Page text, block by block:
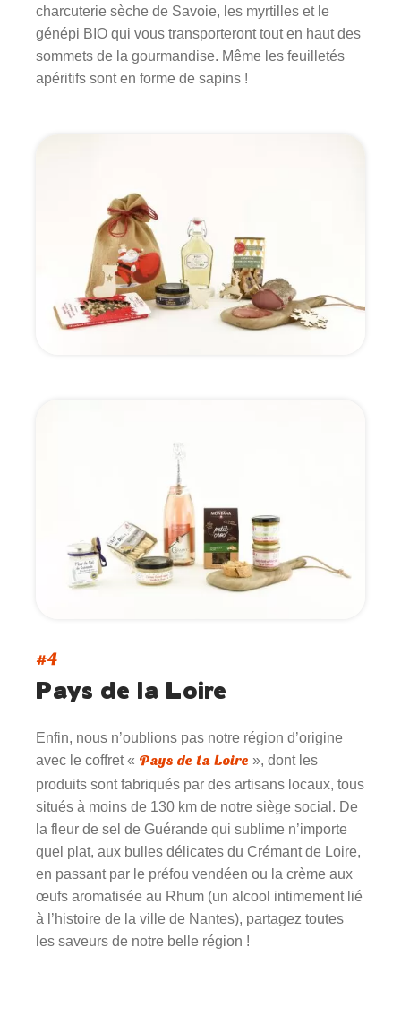
charcuterie sèche de Savoie, les myrtilles et le
génépi BIO qui vous transporteront tout en haut des
sommets de la gourmandise. Même les feuilletés
apéritifs sont en forme de sapins !
#4
Pays de la Loire
Enfin, nous n’oublions pas notre région d’origine
avec le coffret « Pays de la Loire », dont les
produits sont fabriqués par des artisans locaux, tous
situés à moins de 130 km de notre siège social. De
la fleur de sel de Guérande qui sublime n’importe
quel plat, aux bulles délicates du Crémant de Loire,
en passant par le préfou vendéen ou la crème aux
œufs aromatisée au Rhum (un alcool intimement lié
à l’histoire de la ville de Nantes), partagez toutes
les saveurs de notre belle région !